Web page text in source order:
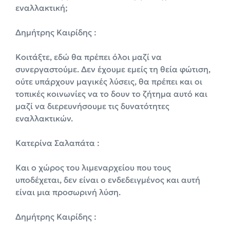
εναλλακτική;
Δημήτρης Καιρίδης :
Κοιτάξτε, εδώ θα πρέπει όλοι μαζί να
συνεργαστούμε. Δεν έχουμε εμείς τη θεία φώτιση,
ούτε υπάρχουν μαγικές λύσεις, θα πρέπει και οι
τοπικές κοινωνίες να το δουν το ζήτημα αυτό και
μαζί να διερευνήσουμε τις δυνατότητες
εναλλακτικών.
Κατερίνα Σαλαπάτα :
Και ο χώρος του λιμεναρχείου που τους
υποδέχεται, δεν είναι ο ενδεδειγμένος και αυτή
είναι μια προσωρινή λύση.
Δημήτρης Καιρίδης :